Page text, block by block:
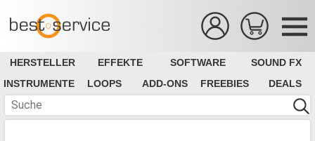
HERSTELLER EFFEKTE SOFTWARE
SOUND FX
INSTRUMENTE
LOOPS ADD-ONS FREEBIES DEALS